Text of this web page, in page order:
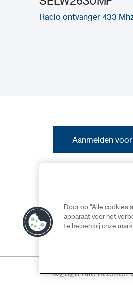
Radio ontvanger 433
Aanmelden
Aanmelden
©2023 Alle Rechten
Door op “Alle cookies
apparaat voor het
te helpen bij onze